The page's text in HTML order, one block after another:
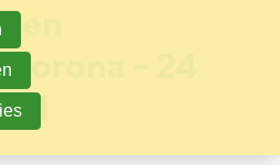
- 24